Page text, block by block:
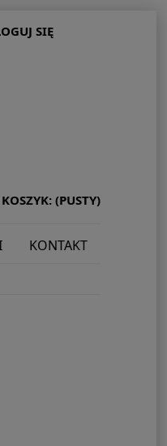
SIĘ
KOSZYK: (PUSTY)
KONTAKT